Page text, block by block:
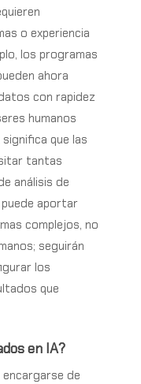
o experiencia
los programas
ahora
con rapidez
humanos
que las
tantas
análisis de
puede aportar
complejos, no
seguirán
los
que
en IA?
encargarse de